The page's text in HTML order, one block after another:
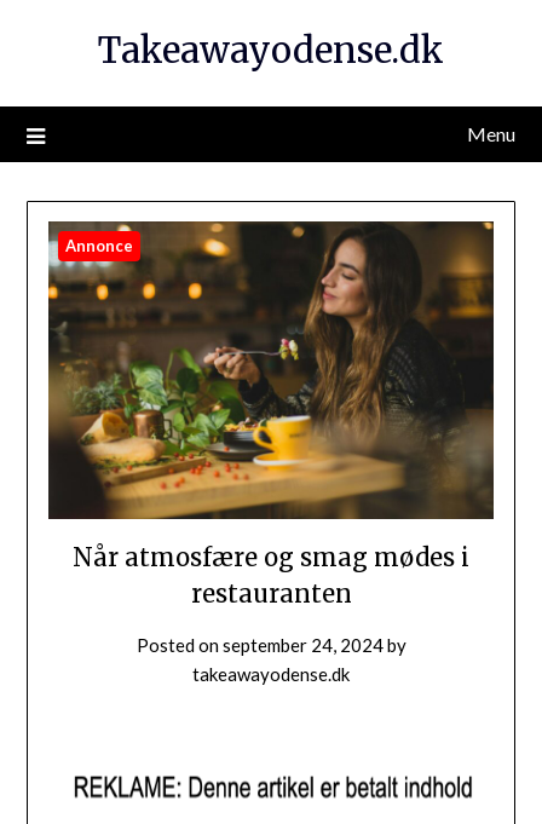
Takeawayodense.dk
Menu
Annonce
Når atmosfære og smag mødes i
restauranten
Posted onseptember 24, 2024by
takeawayodense.dk